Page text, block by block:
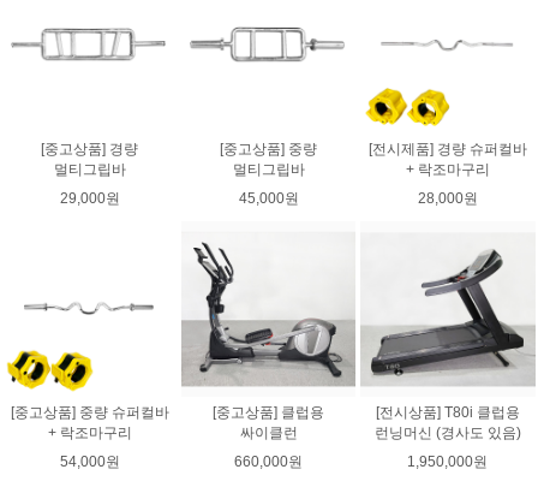
[중고상품] 경량
멀티그립바
29,000원
[중고상품] 중량
멀티그립바
45,000원
[전시제품] 경량 슈퍼컬바
+ 락조마구리
28,000원
[중고상품] 중량 슈퍼컬바
+ 락조마구리
54,000원
[중고상품] 클럽용
싸이클런
660,000원
[전시상품] T80i 클럽용
런닝머신 (경사도 있음)
1,950,000원